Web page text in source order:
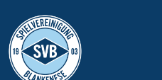
HAUPTNAVIGATION